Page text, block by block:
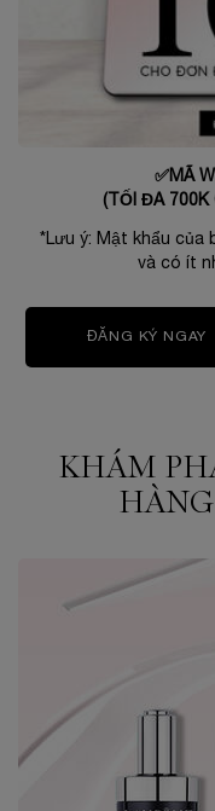
✅MÃ
(TỐI ĐA 700K
*Lưu ý: Mật khẩu của
và có ít
ĐĂNG KÝ NGAY
KHÁM